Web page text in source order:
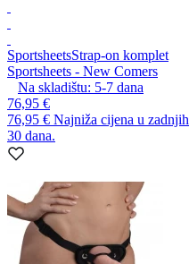
SportsheetsStrap-on komplet
Sportsheets - New Comers
Na skladištu: 5-7 dana
76,95 €
76,95 € Najniža cijena u zadnjih
30 dana.